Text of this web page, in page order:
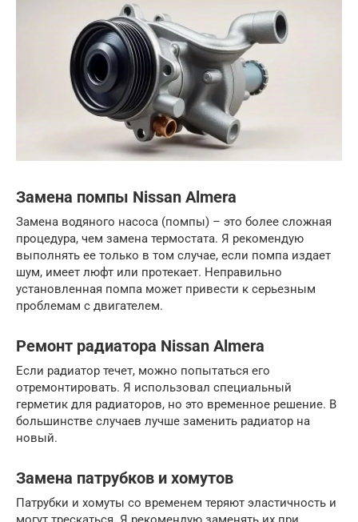
Замена помпы Nissan Almera
Замена водяного насоса (помпы) – это более сложная
процедура, чем замена термостата. Я рекомендую
выполнять ее только в том случае, если помпа издает
шум, имеет люфт или протекает. Неправильно
установленная помпа может привести к серьезным
проблемам с двигателем.
Ремонт радиатора Nissan Almera
Если радиатор течет, можно попытаться его
отремонтировать. Я использовал специальный
герметик для радиаторов, но это временное решение. В
большинстве случаев лучше заменить радиатор на
новый.
Замена патрубков и хомутов
Патрубки и хомуты со временем теряют эластичность и